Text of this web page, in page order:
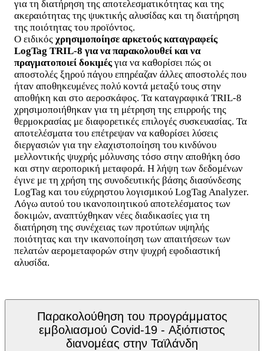
για τη διατήρηση της αποτελεσματικότητας και της
ακεραιότητας της ψυκτικής αλυσίδας και τη διατήρηση
της ποιότητας του προϊόντος.
Ο ειδικός χρησιμοποίησε αρκετούς καταγραφείς
LogTag TRIL-8 για να παρακολουθεί και να
πραγματοποιεί δοκιμέςγια να καθορίσει πώς οι
αποστολές ξηρού πάγου επηρέαζαν άλλες αποστολές που
ήταν αποθηκευμένες πολύ κοντά μεταξύ τους στην
αποθήκη και στο αεροσκάφος. Τα καταγραφικά TRIL-8
χρησιμοποιήθηκαν για τη μέτρηση της επιρροής της
θερμοκρασίας με διαφορετικές επιλογές συσκευασίας. Τα
αποτελέσματα του επέτρεψαν να καθορίσει λύσεις
διεργασιών για την ελαχιστοποίηση του κινδύνου
μελλοντικής ψυχρής μόλυνσης τόσο στην αποθήκη όσο
και στην αεροπορική μεταφορά. Η λήψη των δεδομένων
έγινε με τη χρήση της συνοδευτικής βάσης διασύνδεσης
LogTag και του εύχρηστου λογισμικού LogTag Analyzer.
Λόγω αυτού του ικανοποιητικού αποτελέσματος των
δοκιμών, αναπτύχθηκαν νέες διαδικασίες για τη
διατήρηση της συνέχειας των προτύπων υψηλής
ποιότητας και την ικανοποίηση των απαιτήσεων των
πελατών αερομεταφορών στην ψυχρή εφοδιαστική
αλυσίδα.
Παρακολούθηση του προγράμματος
εμβολιασμού Covid-19 - Αξιόπιστος
διανομέας στην Ταϊλάνδη